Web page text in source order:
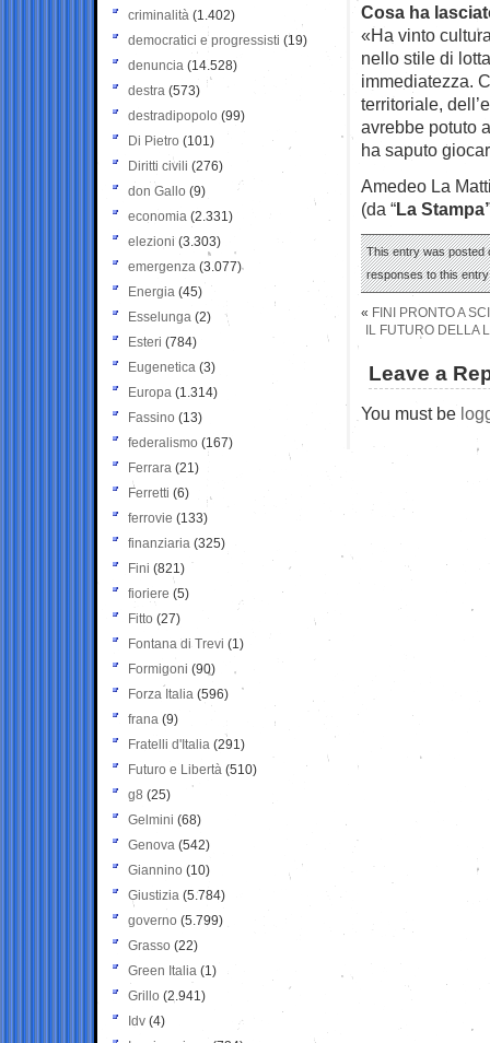
Cosa ha
«Ha vinto
nello stile di
immediatezza.
territoriale,
avrebbe potuto
ha saputo
Amedeo La
(da “La
This entry was posted
responses to this
« FINI PRONTO A
IL FUTURO
Leave a
You must be
criminalità (1.402)
democratici e progressisti (19)
denuncia (14.528)
destra (573)
destradipopolo (99)
Di Pietro (101)
Diritti civili (276)
don Gallo (9)
economia (2.331)
elezioni (3.303)
emergenza (3.077)
Energia (45)
Esselunga (2)
Esteri (784)
Eugenetica (3)
Europa (1.314)
Fassino (13)
federalismo (167)
Ferrara (21)
Ferretti (6)
ferrovie (133)
finanziaria (325)
Fini (821)
fioriere (5)
Fitto (27)
Fontana di Trevi (1)
Formigoni (90)
Forza Italia (596)
frana (9)
Fratelli d'Italia (291)
Futuro e Libertà (510)
g8 (25)
Gelmini (68)
Genova (542)
Giannino (10)
Giustizia (5.784)
governo (5.799)
Grasso (22)
Green Italia (1)
Grillo (2.941)
Idv (4)